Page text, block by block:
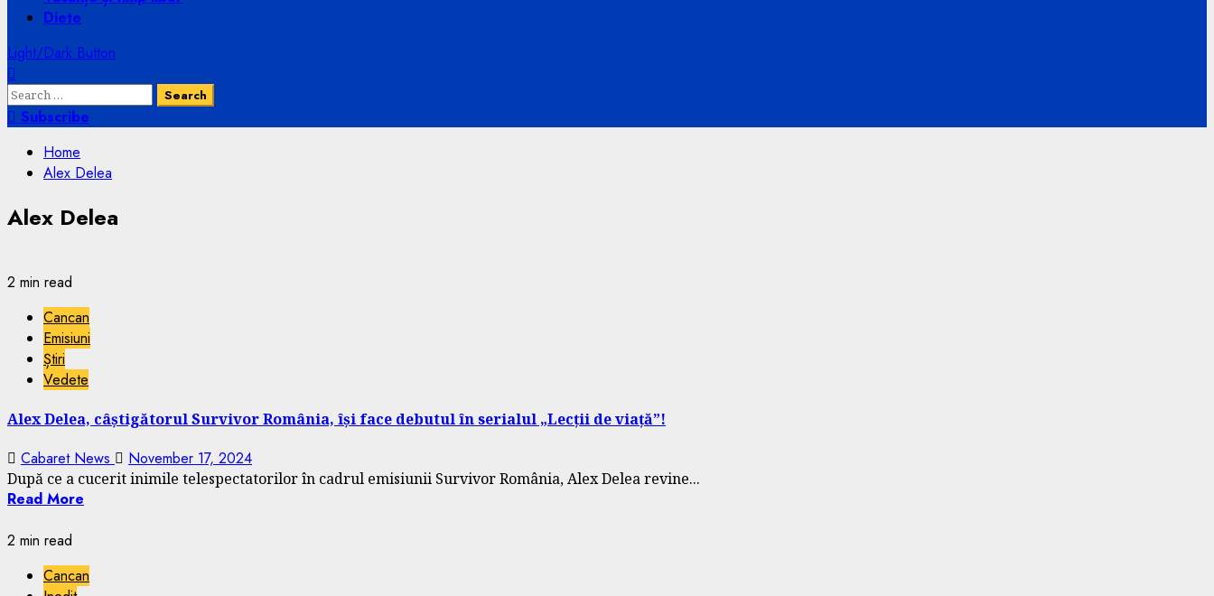
Diete
Light/Dark Button
Search
for:Subscribe
Home
Alex Delea
Alex Delea
2 min read
Cancan
Emisiuni
Știri
Vedete
Alex Delea, câștigătorul Survivor România, își face debutul în serialul „Lecții de viață”!
Cabaret News November 17, 2024
După ce a cucerit inimile telespectatorilor în cadrul emisiunii Survivor România, Alex Delea revine...
Read More
2 min read
Cancan